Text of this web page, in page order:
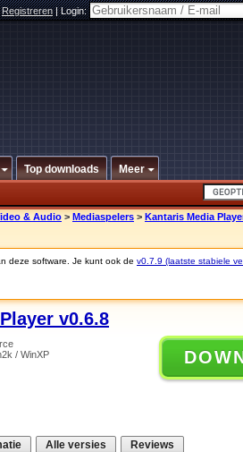
Registreren|Login:
Top downloads Meer
& Audio > Mediaspelers > Kantaris Media
deze software. Je kunt ook de v0.7.9 (laatste stabiele
v0.6.8
/ WinXP
Alle versies Reviews